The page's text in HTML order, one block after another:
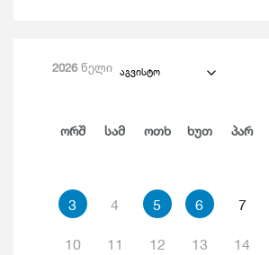
2026წელი აგვისტო
Ორშ Სამ Ოთხ Ხუთ Პარ
3 4 5 6 7
10 11 12 13 14